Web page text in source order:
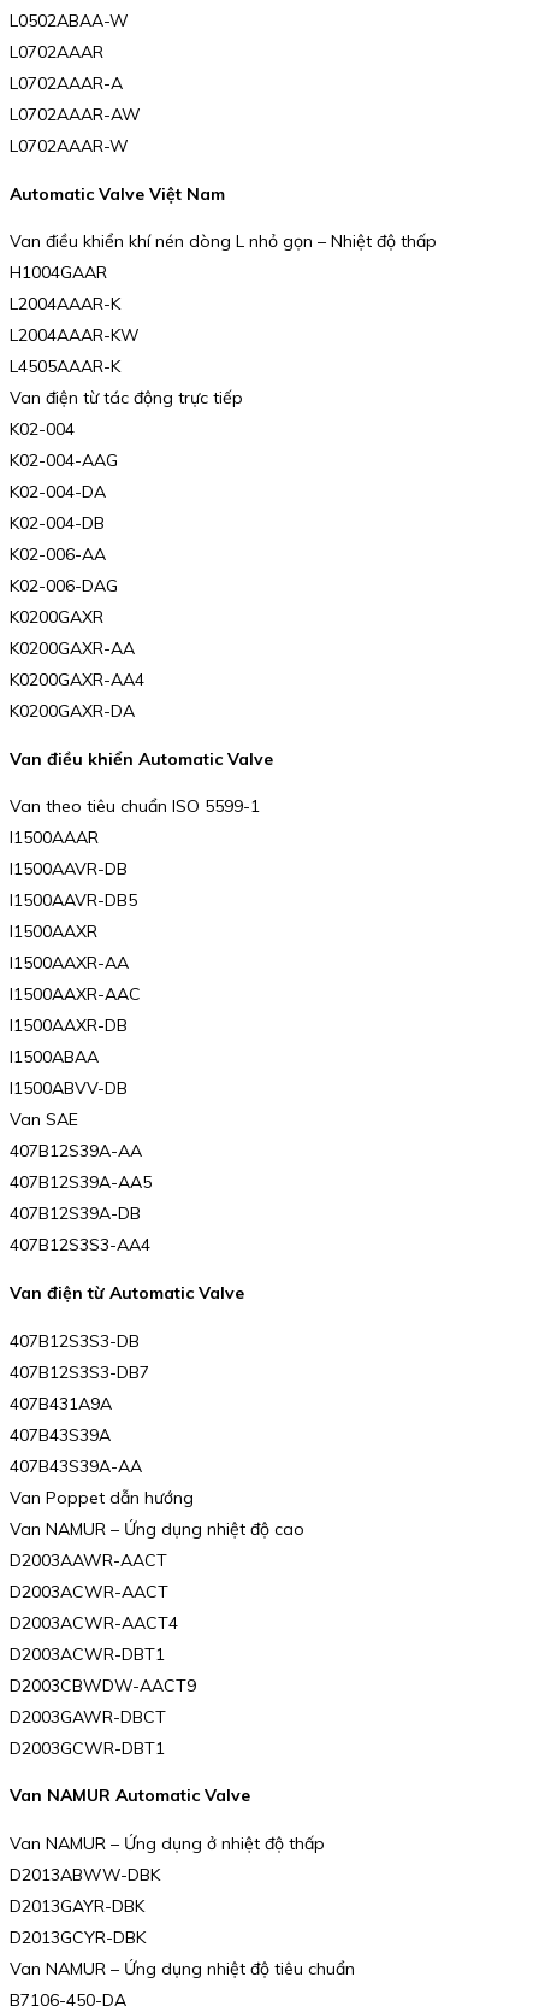
L0502ABAA-W
L0702AAAR
L0702AAAR-A
L0702AAAR-AW
L0702AAAR-W
Automatic Valve Việt Nam
Van điều khiển khí nén dòng L nhỏ gọn – Nhiệt độ thấp
H1004GAAR
L2004AAAR-K
L2004AAAR-KW
L4505AAAR-K
Van điện từ tác động trực tiếp
K02-004
K02-004-AAG
K02-004-DA
K02-004-DB
K02-006-AA
K02-006-DAG
K0200GAXR
K0200GAXR-AA
K0200GAXR-AA4
K0200GAXR-DA
Van điều khiển Automatic Valve
Van theo tiêu chuẩn ISO 5599-1
I1500AAAR
I1500AAVR-DB
I1500AAVR-DB5
I1500AAXR
I1500AAXR-AA
I1500AAXR-AAC
I1500AAXR-DB
I1500ABAA
I1500ABVV-DB
Van SAE
407B12S39A-AA
407B12S39A-AA5
407B12S39A-DB
407B12S3S3-AA4
Van điện từ Automatic Valve
407B12S3S3-DB
407B12S3S3-DB7
407B431A9A
407B43S39A
407B43S39A-AA
Van Poppet dẫn hướng
Van NAMUR – Ứng dụng nhiệt độ cao
D2003AAWR-AACT
D2003ACWR-AACT
D2003ACWR-AACT4
D2003ACWR-DBT1
D2003CBWDW-AACT9
D2003GAWR-DBCT
D2003GCWR-DBT1
Van NAMUR Automatic Valve
Van NAMUR – Ứng dụng ở nhiệt độ thấp
D2013ABWW-DBK
D2013GAYR-DBK
D2013GCYR-DBK
Van NAMUR – Ứng dụng nhiệt độ tiêu chuẩn
B7106-450-DA